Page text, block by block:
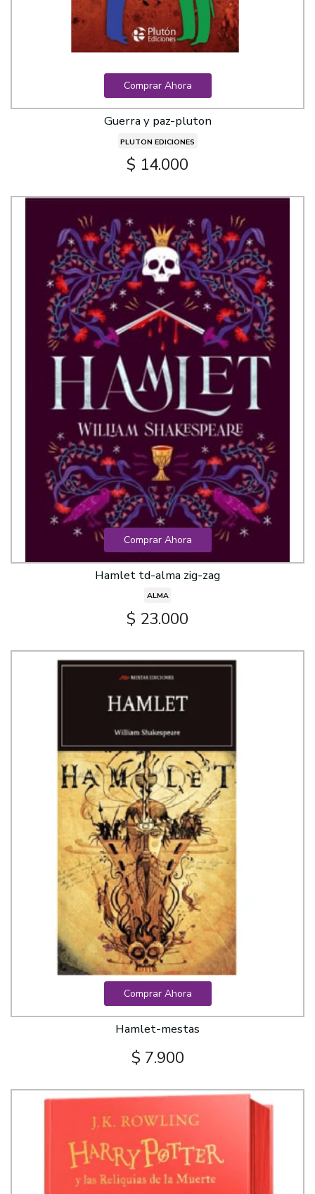
Comprar Ahora
Guerra y paz-pluton
PLUTON EDICIONES
$ 14.000
Comprar Ahora
Hamlet td-alma zig-zag
ALMA
$ 23.000
Comprar Ahora
Hamlet-mestas
$ 7.900